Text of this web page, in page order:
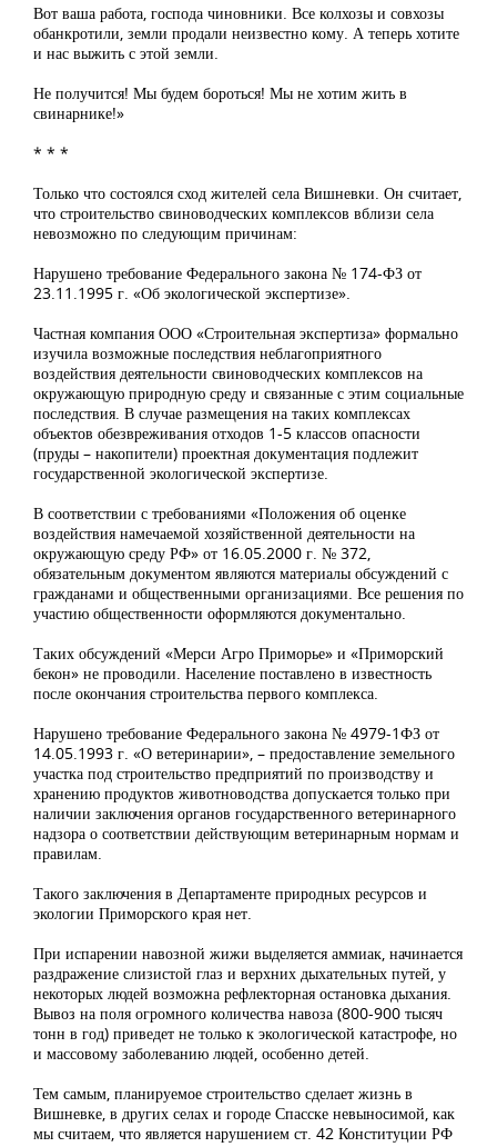
Вот ваша работа, господа чиновники. Все колхозы и совхозы
обанкротили, земли продали неизвестно кому. А теперь хотите
и нас выжить с этой земли.
Не получится! Мы будем бороться! Мы не хотим жить в
свинарнике!»
* * *
Только что состоялся сход жителей села Вишневки. Он считает,
что строительство свиноводческих комплексов вблизи села
невозможно по следующим причинам:
Нарушено требование Федерального закона № 174-ФЗ от
23.11.1995 г. «Об экологической экспертизе».
Частная компания ООО «Строительная экспертиза» формально
изучила возможные последствия неблагоприятного
воздействия деятельности свиноводческих комплексов на
окружающую природную среду и связанные с этим социальные
последствия. В случае размещения на таких комплексах
объектов обезвреживания отходов 1-5 классов опасности
(пруды – накопители) проектная документация подлежит
государственной экологической экспертизе.
В соответствии с требованиями «Положения об оценке
воздействия намечаемой хозяйственной деятельности на
окружающую среду РФ» от 16.05.2000 г. № 372,
обязательным документом являются материалы обсуждений с
гражданами и общественными организациями. Все решения по
участию общественности оформляются документально.
Таких обсуждений «Мерси Агро Приморье» и «Приморский
бекон» не проводили. Население поставлено в известность
после окончания строительства первого комплекса.
Нарушено требование Федерального закона № 4979-1ФЗ от
14.05.1993 г. «О ветеринарии», – предоставление земельного
участка под строительство предприятий по производству и
хранению продуктов животноводства допускается только при
наличии заключения органов государственного ветеринарного
надзора о соответствии действующим ветеринарным нормам и
правилам.
Такого заключения в Департаменте природных ресурсов и
экологии Приморского края нет.
При испарении навозной жижи выделяется аммиак, начинается
раздражение слизистой глаз и верхних дыхательных путей, у
некоторых людей возможна рефлекторная остановка дыхания.
Вывоз на поля огромного количества навоза (800-900 тысяч
тонн в год) приведет не только к экологической катастрофе, но
и массовому заболеванию людей, особенно детей.
Тем самым, планируемое строительство сделает жизнь в
Вишневке, в других селах и городе Спасске невыносимой, как
мы считаем, что является нарушением ст. 42 Конституции РФ